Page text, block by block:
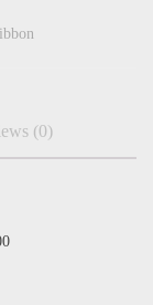
(0)